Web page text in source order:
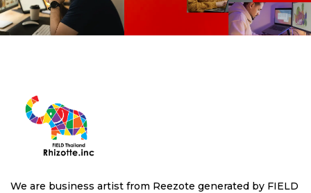
We are business artist from Reezote generated by FIELD